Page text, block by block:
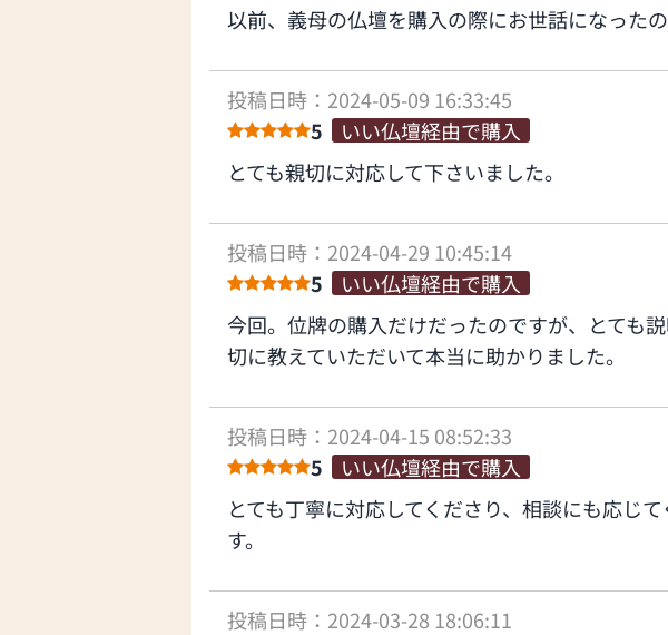
以前、義母の仏壇を購入の際にお世話になった
投稿日時：2024-05-09 16:33:45
5
いい仏壇経由で購入
とても親切に対応して下さいました。
投稿日時：2024-04-29 10:45:14
5
いい仏壇経由で購入
今回。位牌の購入だけだったのですが、とても
切に教えていただいて本当に助かりました。
投稿日時：2024-04-15 08:52:33
5
いい仏壇経由で購入
とても丁寧に対応してくださり、相談にも応じ
す。
投稿日時：2024-03-28 18:06:11